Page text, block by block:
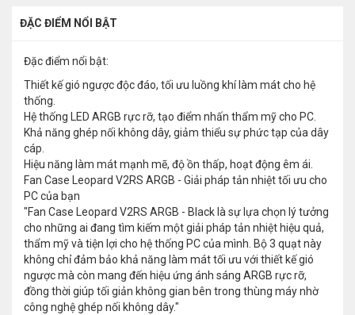
ĐẶC ĐIỂM NỔI BẬT
Đặc điểm nổi bật:
Thiết kế gió ngược độc đáo, tối ưu luồng khí làm mát cho hệ
thống.
Hệ thống LED ARGB rực rỡ, tạo điểm nhấn thẩm mỹ cho PC.
Khả năng ghép nối không dây, giảm thiểu sự phức tạp của dây
cáp.
Hiệu năng làm mát mạnh mẽ, độ ồn thấp, hoạt động êm ái.
Fan Case Leopard V2RS ARGB - Giải pháp tản nhiệt tối ưu cho
PC của bạn
"Fan Case Leopard V2RS ARGB - Black là sự lựa chọn lý tưởng
cho những ai đang tìm kiếm một giải pháp tản nhiệt hiệu quả,
thẩm mỹ và tiện lợi cho hệ thống PC của mình. Bộ 3 quạt này
không chỉ đảm bảo khả năng làm mát tối ưu với thiết kế gió
ngược mà còn mang đến hiệu ứng ánh sáng ARGB rực rỡ,
đồng thời giúp tối giản không gian bên trong thùng máy nhờ
công nghệ ghép nối không dây."